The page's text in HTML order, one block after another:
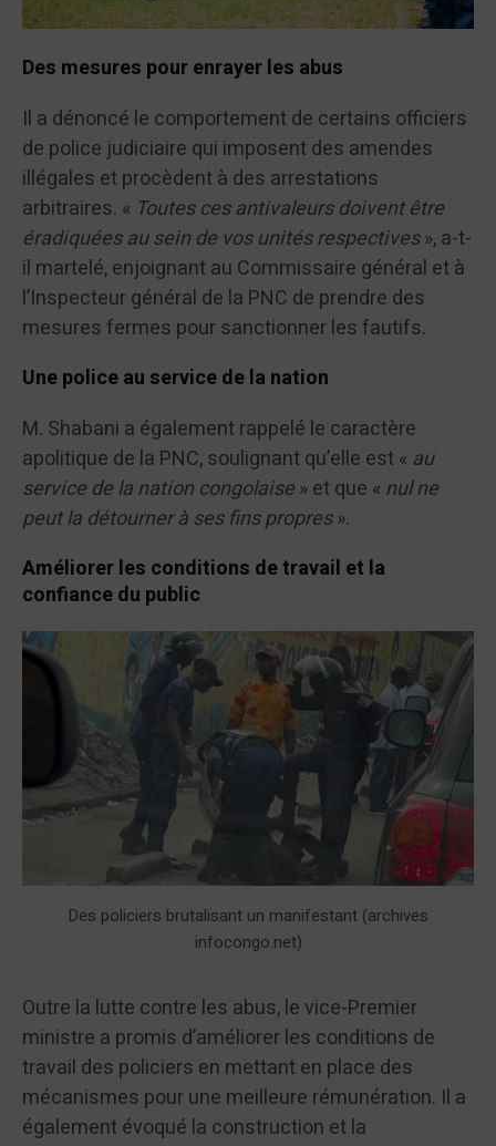
Des mesures pour enrayer les abus
Il a dénoncé le comportement de certains officiers
de police judiciaire qui imposent des amendes
illégales et procèdent à des arrestations
arbitraires. « Toutes ces antivaleurs doivent être
éradiquées au sein de vos unités respectives», a-t-
il martelé, enjoignant au Commissaire général et à
l’Inspecteur général de la PNC de prendre des
mesures fermes pour sanctionner les fautifs.
Une police au service de la nation
M. Shabani a également rappelé le caractère
apolitique de la PNC, soulignant qu’elle est « au
service de la nation congolaise» et que « nul ne
peut la détourner à ses fins propres».
Améliorer les conditions de travail et la
confiance du public
Des policiers brutalisant un manifestant (archives
infocongo.net)
Outre la lutte contre les abus, le vice-Premier
ministre a promis d’améliorer les conditions de
travail des policiers en mettant en place des
mécanismes pour une meilleure rémunération. Il a
également évoqué la construction et la